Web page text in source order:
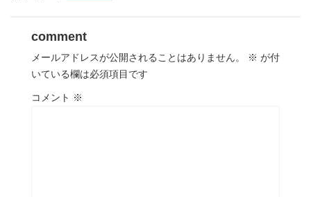
comment
メールアドレスが公開されることはありません。 ※ が付
いている欄は必須項目です
コメント ※